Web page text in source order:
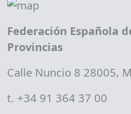
Federación Española
Provincias
Calle Nuncio 8 28005,
t. +34 91 364 37 00